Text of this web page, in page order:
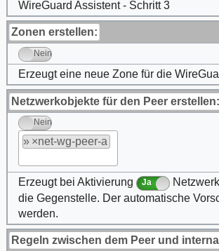
WireGuard Assistent - Schritt 3
Zonen erstellen:
Nein
Erzeugt eine neue Zone für die
Netzwerkobjekte für den Peer erstellen:
Nein
» net-wg-peer-a
Erzeugt bei Aktivierung Ja
die Gegenstelle. Der automatische
werden.
Regeln zwischen dem Peer und